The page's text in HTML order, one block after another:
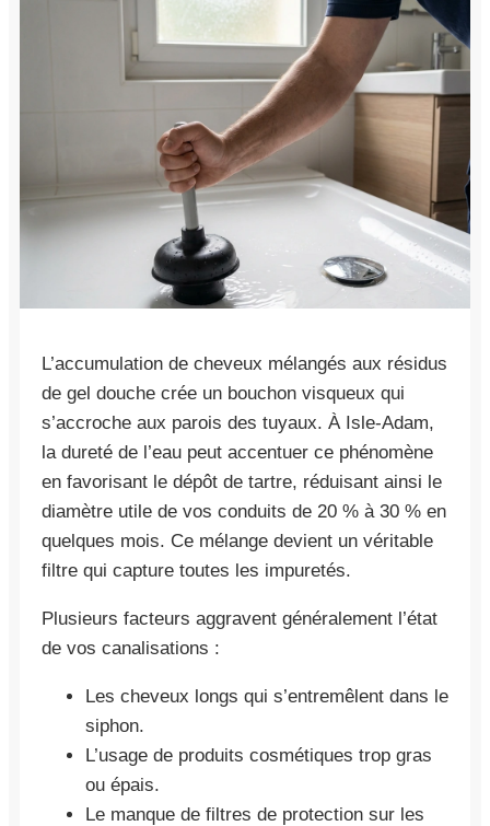
L’accumulation de cheveux mélangés aux résidus
de gel douche crée un bouchon visqueux qui
s’accroche aux parois des tuyaux. À Isle-Adam,
la dureté de l’eau peut accentuer ce phénomène
en favorisant le dépôt de tartre, réduisant ainsi le
diamètre utile de vos conduits de 20 % à 30 % en
quelques mois. Ce mélange devient un véritable
filtre qui capture toutes les impuretés.
Plusieurs facteurs aggravent généralement l’état
de vos canalisations :
Les cheveux longs qui s’entremêlent dans le
siphon.
L’usage de produits cosmétiques trop gras
ou épais.
Le manque de filtres de protection sur les